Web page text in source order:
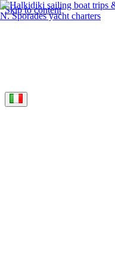
Skip to content